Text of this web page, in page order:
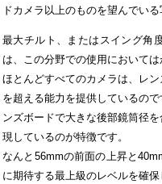
ドカメラ以上のものを望んでい
最大チルト、またはスイング角
は、この分野での使用において
ほとんどすべてのカメラは、レ
を超える能力を提供しているの
ンズボードで大きな後部鏡筒径
現しているのが特徴です。
なんと56mmの前面の上昇と
に期待する最上級のレベルを確保